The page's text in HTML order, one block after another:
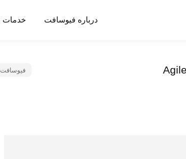
درباره فیوسافت خدمات
مکان شما:
فیوسافت